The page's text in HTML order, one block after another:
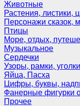
Животные
Растения, листики,
Персонажи сказок,
Птицы
Море, отдых,
Музыкальное
Сердечки
Узоры, рамки, уголки
Яйца, Пасха
Цифры, буквы,
Фанерные фигурки
Прочее